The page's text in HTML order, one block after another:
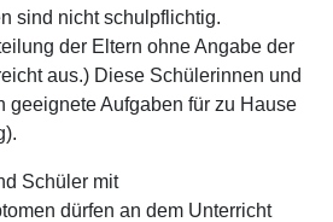
sind nicht schulpflichtig.
der Eltern ohne Angabe der
aus.) Diese Schülerinnen und
geeignete Aufgaben für zu Hause
Schüler mit
dürfen an dem Unterricht